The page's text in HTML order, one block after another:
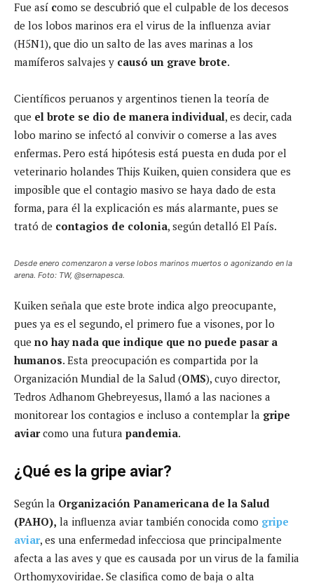
Fue así como se descubrió que el culpable de los decesos
de los lobos marinos era el virus de la influenza aviar
(H5N1), que dio un salto de las aves marinas a los
mamíferos salvajes y causó un grave brote.
Científicos peruanos y argentinos tienen la teoría de
que el brote se dio de manera individual, es decir, cada
lobo marino se infectó al convivir o comerse a las aves
enfermas. Pero está hipótesis está puesta en duda por el
veterinario holandes Thijs Kuiken, quien considera que es
imposible que el contagio masivo se haya dado de esta
forma, para él la explicación es más alarmante, pues se
trató de contagios de colonia, según detalló El País.
Desde enero comenzaron a verse lobos marinos muertos o agonizando en la
arena. Foto: TW, @sernapesca.
Kuiken señala que este brote indica algo preocupante,
pues ya es el segundo, el primero fue a visones, por lo
que no hay nada que indique que no puede pasar a
humanos. Esta preocupación es compartida por la
Organización Mundial de la Salud (OMS), cuyo director,
Tedros Adhanom Ghebreyesus, llamó a las naciones a
monitorear los contagios e incluso a contemplar la gripe
aviarcomo una futura pandemia.
¿Qué es la gripe aviar?
Según la Organización Panamericana de la Salud
(PAHO), la influenza aviar también conocida como gripe
aviar, es una enfermedad infecciosa que principalmente
afecta a las aves y que es causada por un virus de la familia
Orthomyxoviridae. Se clasifica como de baja o alta